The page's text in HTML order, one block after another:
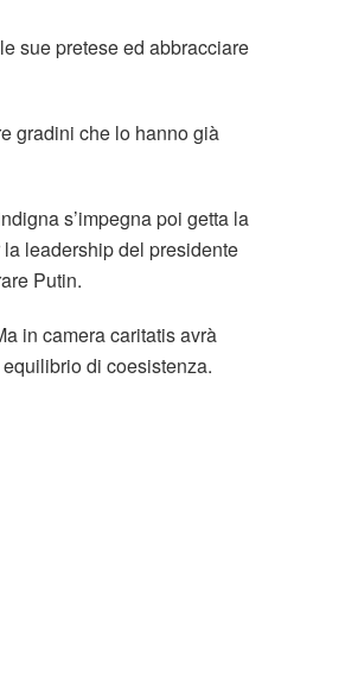
sue pretese ed abbracciare
gradini che lo hanno già
s’impegna poi getta la
leadership del presidente
Putin.
in camera caritatis avrà
di coesistenza.